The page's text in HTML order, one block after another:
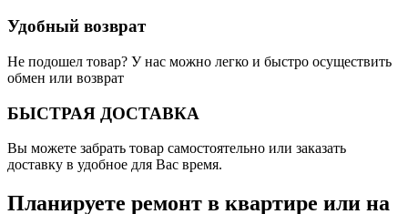
Удобный возврат
Не подошел товар? У нас можно легко и быстро осуществить
обмен или возврат
БЫСТРАЯ ДОСТАВКА
Вы можете забрать товар самостоятельно или заказать
доставку в удобное для Вас время.
Планируете ремонт в квартире или на